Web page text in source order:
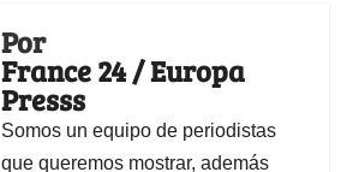
Por
France 24 / Europa
Presss
Somos un equipo de periodistas
que queremos mostrar, además